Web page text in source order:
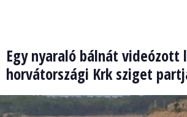
Egy nyaraló bálnát videózott
horvátországi Krk sziget